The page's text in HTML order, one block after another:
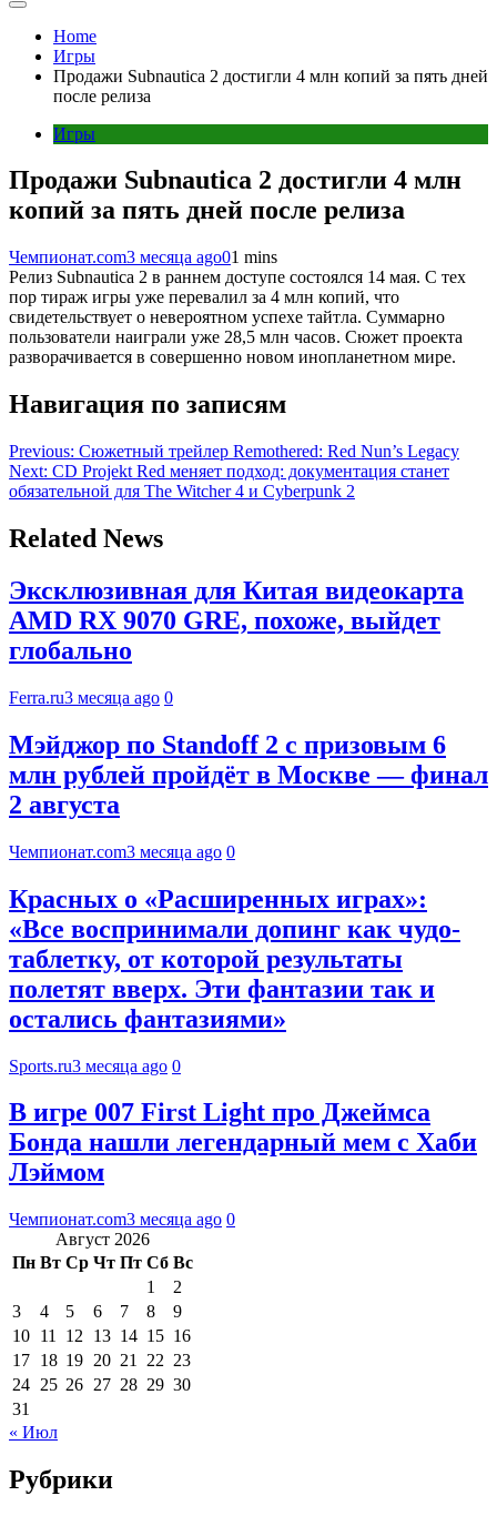
Home
Игры
Продажи Subnautica 2 достигли 4 млн копий за пять дней
после релиза
Игры
Продажи Subnautica 2 достигли 4 млн
копий за пять дней после релиза
Чемпионат.com3 месяца ago01 mins
Релиз Subnautica 2 в раннем доступе состоялся 14 мая. С тех
пор тираж игры уже перевалил за 4 млн копий, что
свидетельствует о невероятном успехе тайтла. Суммарно
пользователи наиграли уже 28,5 млн часов. Cюжет проекта
разворачивается в совершенно новом инопланетном мире.
Навигация по записям
Previous: Сюжетный трейлер Remothered: Red Nun’s Legacy
Next: CD Projekt Red меняет подход: документация станет
обязательной для The Witcher 4 и Cyberpunk 2
Related News
Эксклюзивная для Китая видеокарта
AMD RX 9070 GRE, похоже, выйдет
глобально
Ferra.ru3 месяца ago 0
Мэйджор по Standoff 2 с призовым 6
млн рублей пройдёт в Москве — финал
2 августа
Чемпионат.com3 месяца ago 0
Красных о «Расширенных играх»:
«Все воспринимали допинг как чудо-
таблетку, от которой результаты
полетят вверх. Эти фантазии так и
остались фантазиями»
Sports.ru3 месяца ago 0
В игре 007 First Light про Джеймса
Бонда нашли легендарный мем с Хаби
Лэймом
Чемпионат.com3 месяца ago 0
Август 2026
Пн Вт Ср Чт Пт Сб Вс
1
2
3
4 5 6 7 8
9
10 11 12 13 14 15 16
17 18 19 20 21 22 23
24 25 26 27 28 29 30
31
« Июл
Рубрики